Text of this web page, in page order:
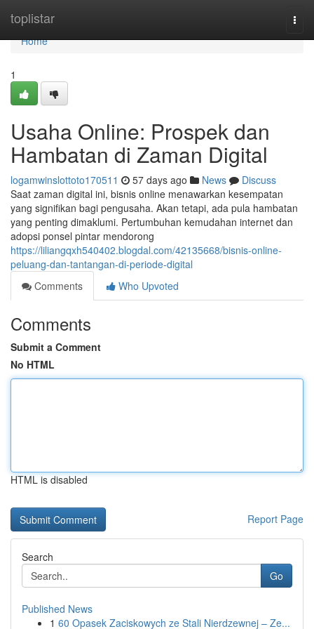
toplistar
Home
Home
1
Usaha Online: Prospek dan
Hambatan di Zaman Digital
logamwinslottoto170511 57 days ago News
Discuss
Saat zaman digital ini, bisnis online menawarkan kesempatan
yang signifikan bagi pengusaha. Akan tetapi, ada pula hambatan
yang penting dimaklumi. Pertumbuhan kemudahan internet dan
adopsi ponsel pintar mendorong
https://liliangqxh540402.blogdal.com/42135668/bisnis-online-
peluang-dan-tantangan-di-periode-digital
Comments
Who Upvoted
Comments
Submit a Comment
No HTML
HTML is disabled
Report Page
Search
Go
Published News
1 60 Opasek Zaciskowych ze Stali Nierdzewnej – Ze...